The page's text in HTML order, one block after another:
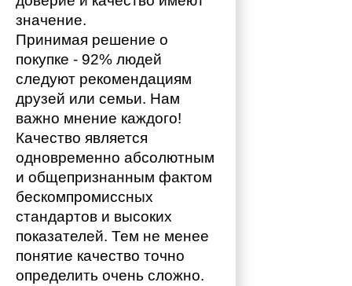
значение.
Принимая решение о
покупке - 92% людей
следуют рекомендациям
друзей или семьи. Нам
важно мнение каждого!
Качество является
одновременно абсолютным
и общепризнанным фактом
бескомпромиссных
стандартов и высоких
показателей. Тем не менее
понятие качество точно
определить очень сложно.